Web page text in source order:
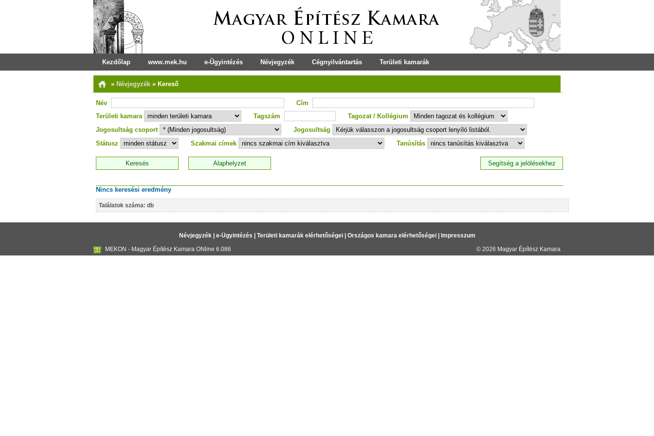
Kezdőlap www.mek.hu e-Ügyintézés Névjegyzék Cégnyilvántartás Területi kamarák
» Névjegyzék » Kereső
Név
Cím
Területi kamara
Tagszám
Tagozat / Kollégium
Jogosultság csoport
Jogosultság
Státusz
Szakmai címek Tanúsítás
Nincs keresési eredmény
Találatok száma: db
Névjegyzék| e-Ügyintézés Területi kamarák elérhetőségei| Országos kamara elérhetőségei|
Impresszum
MEKON - Magyar Építész Kamara ONline 6.086
© 2026 Magyar Építész Kamara